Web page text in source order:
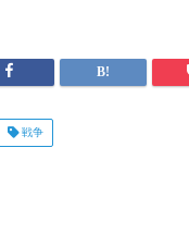
戦争